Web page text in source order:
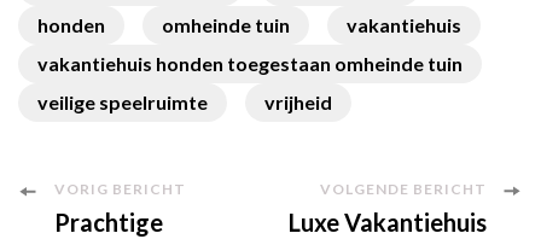
honden
omheinde tuin
vakantiehuis
vakantiehuis honden toegestaan omheinde tuin
veilige speelruimte
vrijheid
Berichtnavigatie
VORIG BERICHT
Prachtige
VOLGENDE BERICHT
Luxe Vakantiehuis